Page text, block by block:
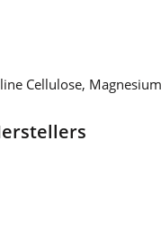
Cellulose,